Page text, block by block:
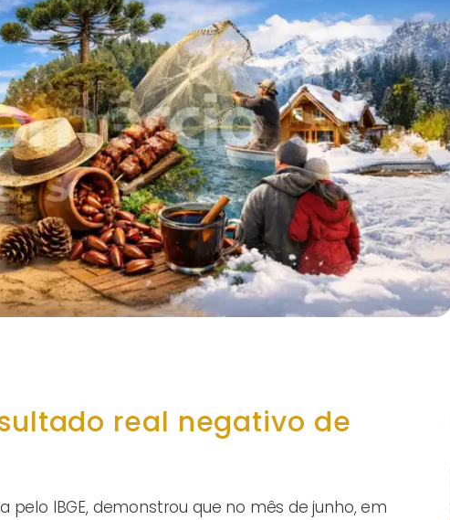
real negativo de
pelo IBGE, demonstrou que no mês de junho, em